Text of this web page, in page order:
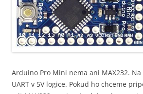
Arduino Pro Mini nema ani MAX232.
UART v 5V logice. Pokud ho chceme